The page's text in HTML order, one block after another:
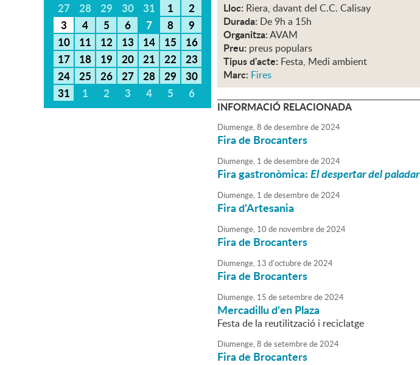
27 28 29 30 31 1
2
3
4 5 6 7 8
9
10
11 12 13 14 15
16
17
18 19 20 21 22
23
24
25 26 27 28 29
30
31
1 2 3 4 5 6
Lloc: Riera, davant del C.C. Calisay
Durada: De 9h a 15h
Organitza:AVAM
Preu: preus populars
Tipus d'acte: Festa, Medi ambient
Marc: Fires
INFORMACIÓ RELACIONADA
Diumenge,8 dedesembrede2024
Fira de Brocanters
Diumenge, 1 dedesembrede2024
Fira gastronòmica:El despertar del paladar
Diumenge, 1 dedesembrede2024
Fira d'Artesania
Diumenge, 10 de novembrede2024
Fira de Brocanters
Diumenge, 13 d'octubrede2024
Fira de Brocanters
Diumenge, 15 desetembrede2024
Mercadillu d'en Plaza
Festa de la reutilització i reciclatge
Diumenge,8 desetembrede2024
Fira de Brocanters